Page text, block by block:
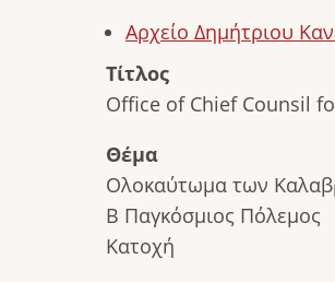
Αρχείο Δημήτριου
Τίτλος
Office of Chief Counsil
Θέμα
Ολοκαύτωμα των
Β Παγκόσμιος Πόλεμος
Κατοχή